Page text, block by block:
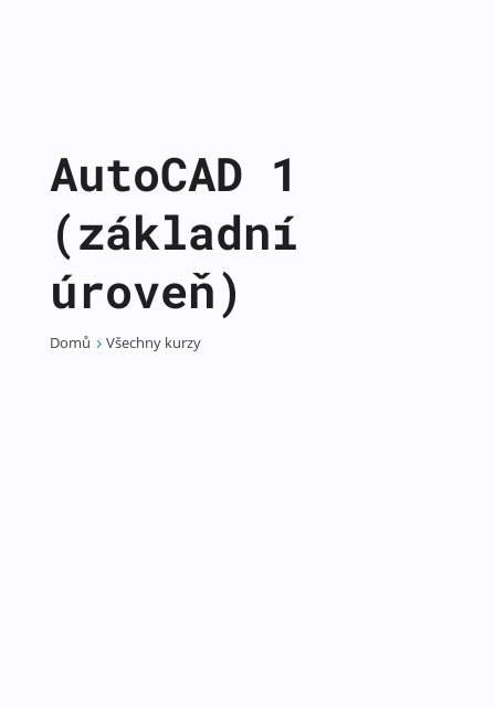
AutoCAD 1
(základní
úroveň)
Domů 5 Všechny kurzy